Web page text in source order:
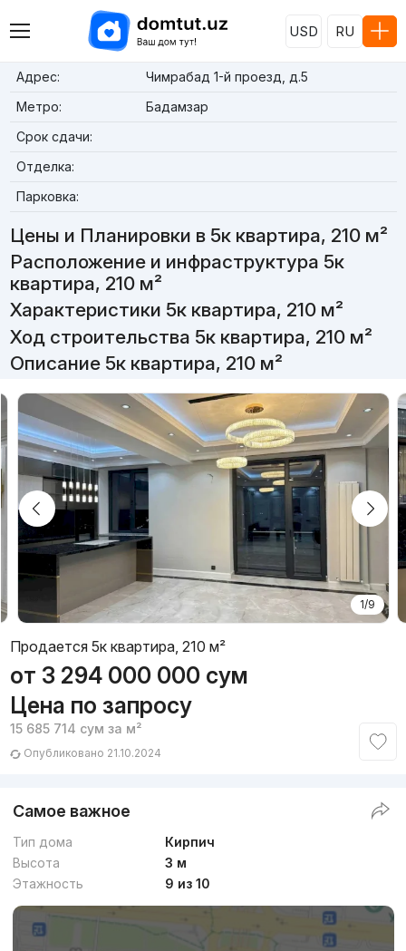
USD RU
Адрес:
Чимрабад 1-й проезд, д.5
Метро:
Бадамзар
Срок сдачи:
Отделка:
Парковка:
Цены и Планировки в 5к квартира, 210 м²
Расположение и инфраструктура 5к
квартира, 210 м²
Характеристики 5к квартира, 210 м²
Ход строительства 5к квартира, 210 м²
Описание 5к квартира, 210 м²
1/9
Продается 5к квартира, 210 м²
от 3 294 000 000 сум
Цена по запросу
15 685 714 сум за м²
Опубликовано 21.10.2024
Самое важное
Тип дома
Кирпич
Высота
3 м
Этажность
9 из 10